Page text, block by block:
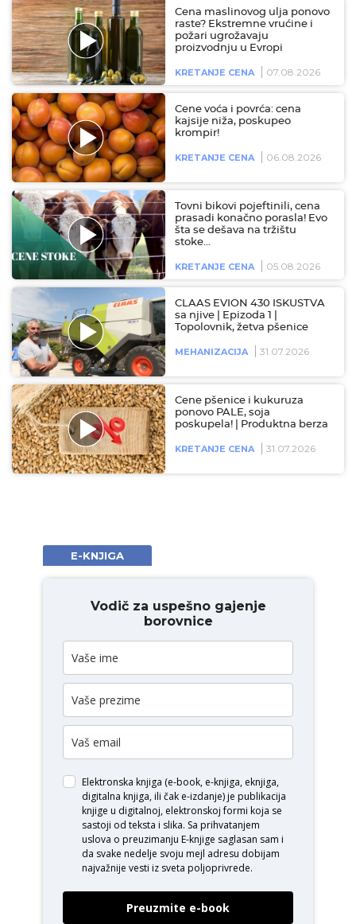
Cena maslinovog ulja ponovo
raste? Ekstremne vrućine i
požari ugrožavaju
proizvodnju u Evropi
KRETANJE CENA 07.08.2026
Cene voća i povrća: cena
kajsije niža, poskupeo
krompir!
KRETANJE CENA 06.08.2026
Tovni bikovi pojeftinili, cena
prasadi konačno porasla! Evo
šta se dešava na tržištu
stoke…
KRETANJE CENA 05.08.2026
CLAAS EVION 430 ISKUSTVA
sa njive | Epizoda 1 |
Topolovnik, žetva pšenice
MEHANIZACIJA 31.07.2026
Cene pšenice i kukuruza
ponovo PALE, soja
poskupela! | Produktna berza
KRETANJE CENA 31.07.2026
E-KNJIGA
Vodič za uspešno gajenje
borovnice
Elektronska knjiga (e-book, e-knjiga, eknjiga,
digitalna knjiga, ili čak e-izdanje) je publikacija
knjige u digitalnoj, elektronskoj formi koja se
sastoji od teksta i slika. Sa prihvatanjem
uslova o preuzimanju E-knjige saglasan sam i
da svake nedelje svoju mejl adresu dobijam
najvažnije vesti iz sveta poljoprivrede.
Preuzmite e-book